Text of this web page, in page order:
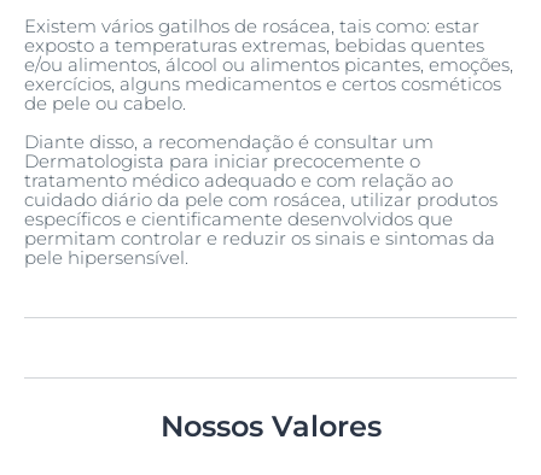
Existem vários gatilhos de rosácea, tais como: estar
exposto a temperaturas extremas, bebidas quentes
e/ou alimentos, álcool ou alimentos picantes, emoções,
exercícios, alguns medicamentos e certos cosméticos
de pele ou cabelo.
Diante disso, a recomendação é consultar um
Dermatologista para iniciar precocemente o
tratamento médico adequado e com relação ao
cuidado diário da pele com rosácea, utilizar produtos
específicos e cientificamente desenvolvidos que
permitam controlar e reduzir os sinais e sintomas da
pele hipersensível.
Nossos Valores